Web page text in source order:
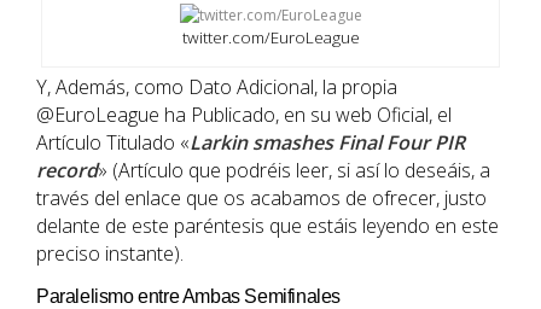
twitter.com/EuroLeague
Y, Además, como Dato Adicional, la propia
@EuroLeague ha Publicado, en su web Oficial, el
Artículo Titulado «Larkin smashes Final Four PIR
record» (Artículo que podréis leer, si así lo deseáis, a
través del enlace que os acabamos de ofrecer, justo
delante de este paréntesis que estáis leyendo en este
preciso instante).
Paralelismo entre Ambas Semifinales